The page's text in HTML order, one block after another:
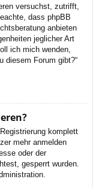
versuchst, zutrifft,
dass phpBB
anbieten
jeglicher Art
ich mich wenden,
diesem Forum gibt?“
komplett
mehr anmelden
oder der
gesperrt wurden.